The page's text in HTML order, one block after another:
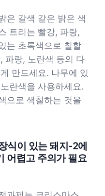
은 갈색 같은 밝은 색
트리는 빨강, 파랑,
는 초록색으로 칠할
파랑, 노란색 등의 다
만드세요. 나무에 있
란색을 사용하세요.
으로 색칠하는 것을
식이 있는 돼지-2에
어렵고 주의가 필요